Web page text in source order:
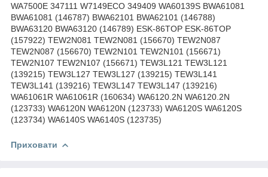
WA7500E 347111 W7149ECO 349409 WA60139S BWA61081
BWA61081 (146787) BWA62101 BWA62101 (146788)
BWA63120 BWA63120 (146789) ESK-86TOP ESK-86TOP
(157922) TEW2N081 TEW2N081 (156670) TEW2N087
TEW2N087 (156670) TEW2N101 TEW2N101 (156671)
TEW2N107 TEW2N107 (156671) TEW3L121 TEW3L121
(139215) TEW3L127 TEW3L127 (139215) TEW3L141
TEW3L141 (139216) TEW3L147 TEW3L147 (139216)
WA61061R WA61061R (160634) WA6120.2N WA6120.2N
(123733) WA6120N WA6120N (123733) WA6120S WA6120S
(123734) WA6140S WA6140S (123735)
Приховати